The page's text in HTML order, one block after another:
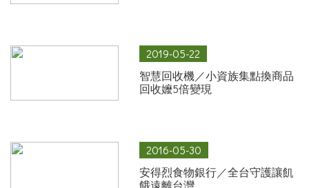
2019-05-22
智慧回收機／小資族集點換商品
回收嬤5倍變現
2016-05-30
安得烈食物銀行／全台守護讓飢
餓遠離台灣